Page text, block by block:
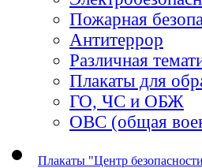
Пожарная
Антитеррор
Различная
Плакаты для
ГО, ЧС и ОБЖ
ОВС (общая
Плакаты "Центр